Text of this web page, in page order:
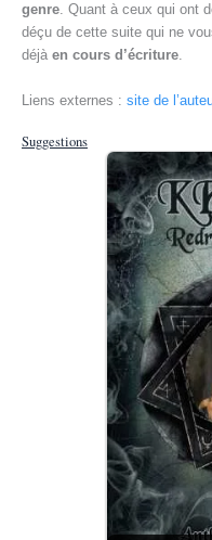
genre. Quant à ceux qui ont
déçu de cette suite qui ne
déjà en cours d’écriture.
Liens externes : site de
Suggestions